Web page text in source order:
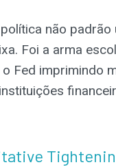
não
Foi a arma
o Fed imprimindo